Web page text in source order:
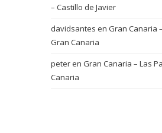
– Castillo de Javier
davidsantes en Gran Canaria
Gran Canaria
peteren Gran Canaria – Las
Canaria